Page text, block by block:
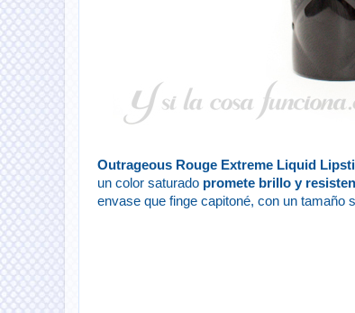
Outrageous Rouge Extreme Liquid
un color saturado promete brillo y
envase que finge capitoné, con un tamaño